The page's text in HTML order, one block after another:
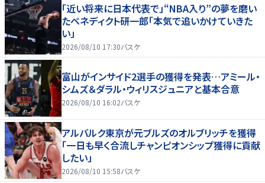
「近い将来に日本代表で」“NBA入り”の夢を磨い
たベネディクト研一郎「本気で追いかけていきた
い」
2026/08/10 17:30バスケ
富山がインサイド2選手の獲得を発表…アミール・
シムズ＆ダラル・ウィリスジュニアと基本合意
2026/08/10 16:02バスケ
アルバルク東京が元ブルズのオルブリッチを獲得
「一日も早く合流しチャンピオンシップ獲得に貢献
したい」
2026/08/10 15:58バスケ